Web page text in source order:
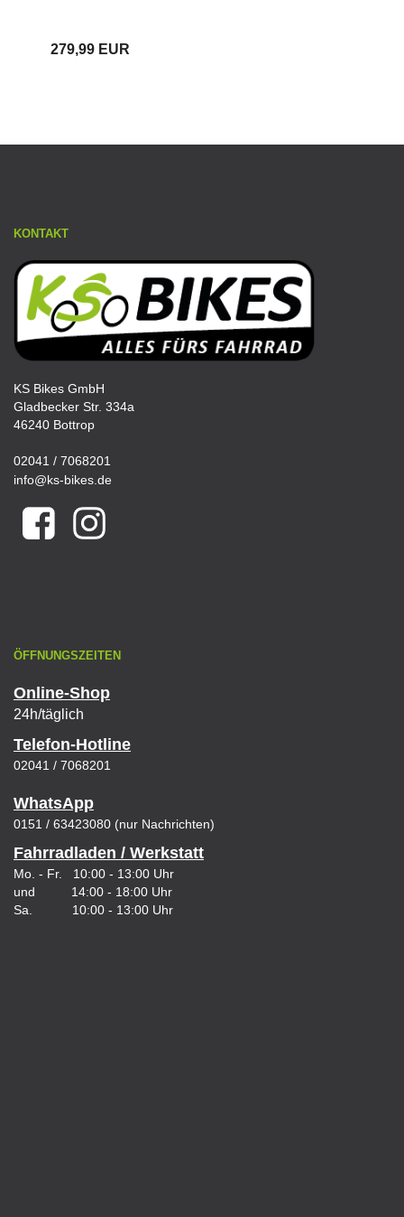
279,99 EUR
KONTAKT
KS Bikes GmbH
Gladbecker Str. 334a
46240 Bottrop
02041 / 7068201
info@ks-bikes.de
ÖFFNUNGSZEITEN
Online-Shop
24h/täglich
Telefon-Hotline
02041 / 7068201
WhatsApp
0151 / 63423080 (nur Nachrichten)
Fahrradladen / Werkstatt
Mo. - Fr. 10:00 - 13:00 Uhr
und 14:00 - 18:00 Uhr
Sa. 10:00 - 13:00 Uhr